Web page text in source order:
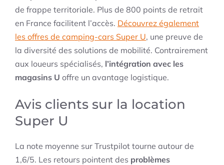
de frappe territoriale. Plus de 800 points de retrait
en France facilitent l’accès. Découvrez également
les offres de camping-cars Super U, une preuve de
la diversité des solutions de mobilité. Contrairement
aux loueurs spécialisés, l’intégration avec les
magasins U offre un avantage logistique.
Avis clients sur la location
Super U
La note moyenne sur Trustpilot tourne autour de
1,6/5. Les retours pointent des problèmes